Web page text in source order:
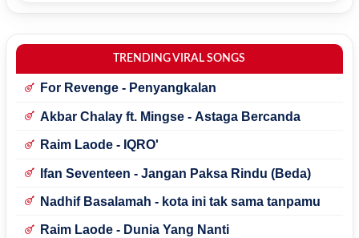
TRENDING VIRAL SONGS
For Revenge - Penyangkalan
Akbar Chalay ft. Mingse - Astaga Bercanda
Raim Laode - IQRO'
Ifan Seventeen - Jangan Paksa Rindu (Beda)
Nadhif Basalamah - kota ini tak sama tanpamu
Raim Laode - Dunia Yang Nanti